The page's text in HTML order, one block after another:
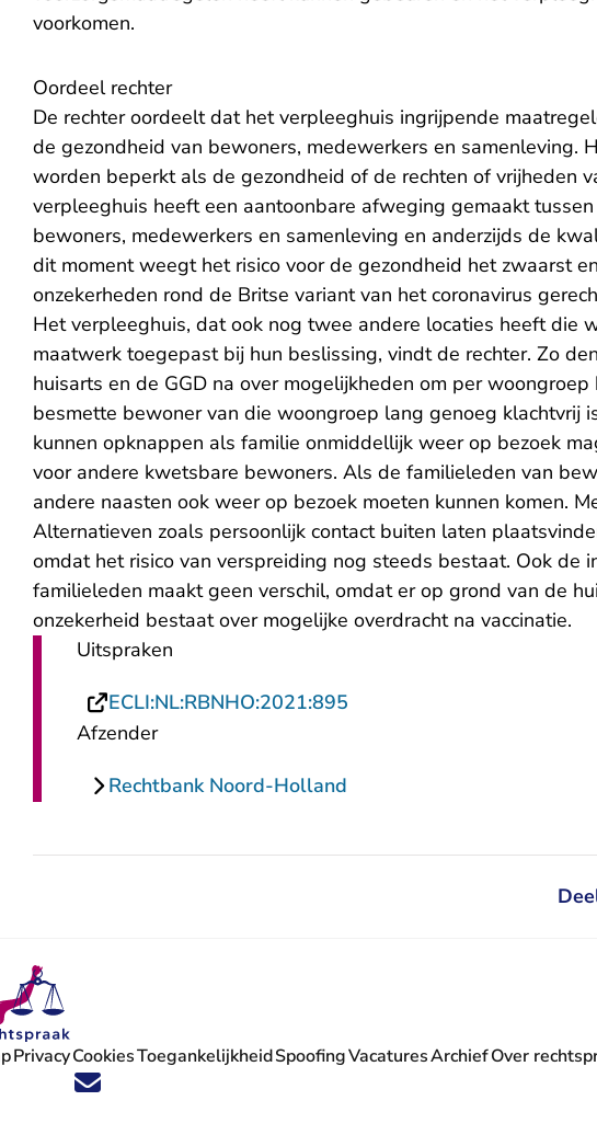
voorkomen.
Oordeel rechter
De rechter oordeelt dat het verpleeghuis ingrijpende
de gezondheid van bewoners, medewerkers en samenleving.
worden beperkt als de gezondheid of de rechten of vrijheden
verpleeghuis heeft een aantoonbare afweging gemaakt
bewoners, medewerkers en samenleving en anderzijds de
dit moment weegt het risico voor de gezondheid het zwaarst
onzekerheden rond de Britse variant van het coronavirus
Het verpleeghuis, dat ook nog twee andere locaties heeft die
maatwerk toegepast bij hun beslissing, vindt de rechter. Zo
huisarts en de GGD na over mogelijkheden om per
besmette bewoner van die woongroep lang genoeg klachtvrij
kunnen opknappen als familie onmiddellijk weer op bezoek
voor andere kwetsbare bewoners. Als de familieleden van
andere naasten ook weer op bezoek moeten kunnen komen.
Alternatieven zoals persoonlijk contact buiten laten
omdat het risico van verspreiding nog steeds bestaat. Ook de
familieleden maakt geen verschil, omdat er op grond van de
onzekerheid bestaat over mogelijke overdracht na vaccinatie.
Uitspraken
ECLI:NL:RBNHO:2021:895
Afzender
Rechtbank Noord-Holland
op X (Twitter) - U verlaat Rechtspraak.nl
ons op Facebook - U verlaat Rechtspraak.nl
Volg ons op Instagram - U verlaat Rechtspraak.nl
Volg ons op Youtube - U verlaat Rechtspraak.nl
Volg ons op LinkedIn - U verlaat Rechtspraak.nl
'Blijf op de hoogte' nieuwsbrief - U verlaat Rechtspraak.nl
PrivacyCookiesToegankelijkheidSpoofingVacatures
- U verlaat Rechtspraak.nl
ArchiefOver